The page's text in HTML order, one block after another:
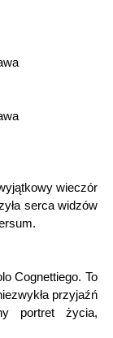
wieczór
serca widzów
Cognettiego. To
przyjaźń
portret życia,